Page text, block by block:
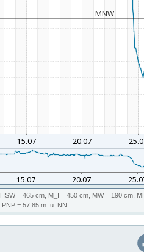
HSW= 465 cm, M_I = 450 cm, MW= 190 cm,
PNP = 57,85 m. ü. NN